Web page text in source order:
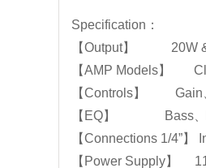
Specification：
【Output】 20W &
【AMP Models】
【Controls】 Gain
【EQ】 Bass、
【Connections 1/4”
【Power Supply】